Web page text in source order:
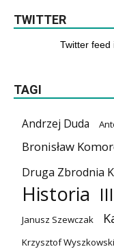
TWITTER
Twitter feed
TAGI
Andrzej Duda
Bronisław
Druga Zbrodnia
Historia
Janusz Szewczak
Krzysztof Wyszkowski